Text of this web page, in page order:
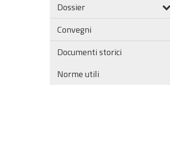
Dossier
Convegni
Documenti storici
Norme utili